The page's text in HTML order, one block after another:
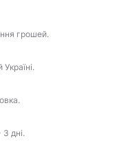
грошей.
3 дні.